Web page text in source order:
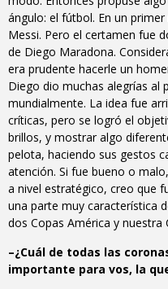
ángulo: el fútbol. En un
Messi. Pero el certamen fue
de Diego Maradona.
era prudente hacerle un
Diego dio muchas alegrías al
mundialmente. La idea fue
críticas, pero se logró el
brillos, y mostrar algo
pelota, haciendo sus gestos
atención. Si fue bueno o
a nivel estratégico, creo que
una parte muy característica
dos Copas América y
–¿Cuál de todas las
importante para vos, la